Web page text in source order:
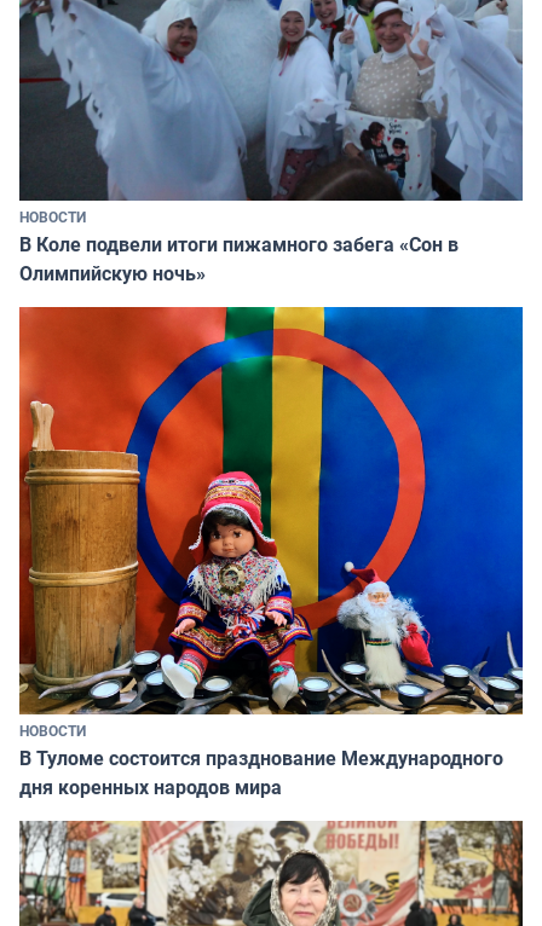
НОВОСТИ
В Коле подвели итоги пижамного забега «Сон в
Олимпийскую ночь»
НОВОСТИ
В Туломе состоится празднование Международного
дня коренных народов мира